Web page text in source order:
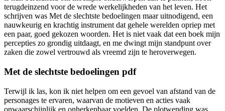
terugdeinzend voor de wrede werkelijkheden van het leven. Het
schrijven was Met de slechtste bedoelingen maar uitnodigend, een
nauwkeurig en krachtig instrument dat gehele werelden opriep met
een paar, goed gekozen woorden. Het is niet vaak dat een boek mijn
percepties zo grondig uitdaagt, en me dwingt mijn standpunt over
zaken die zowel vertrouwd als vreemd zijn te heroverwegen.
Met de slechtste bedoelingen pdf
Terwijl ik las, kon ik niet helpen om een gevoel van afstand van de
personages te ervaren, waarvan de motieven en acties vaak
onwaarschijnlijk en onherkenbaar voelden. De plotwending was